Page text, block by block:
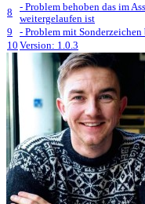
8
- Problem behoben das im
weitergelaufen ist
9
- Problem mit Sonderzeichen
10 Version: 1.0.3